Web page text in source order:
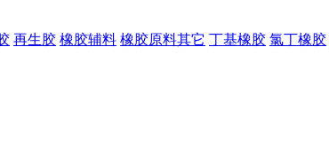
再生胶 橡胶辅料 橡胶原料其它 丁基橡胶 氯丁橡胶